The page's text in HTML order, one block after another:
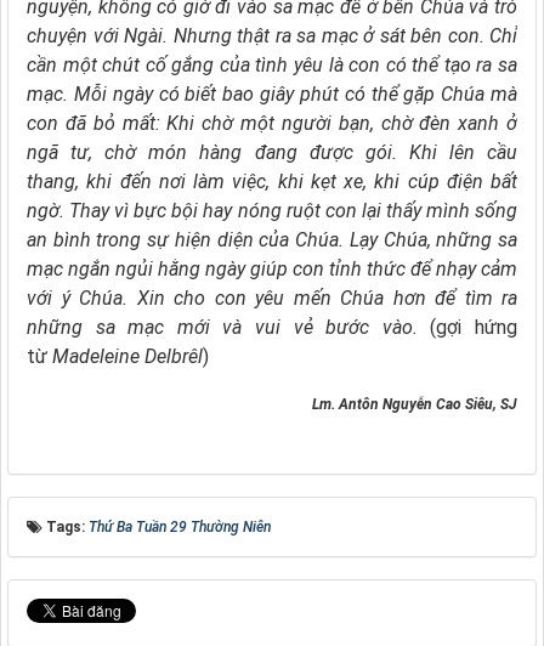
nguyện, không có giờ đi vào sa mạc để ở bên Chúa và trò
chuyện với Ngài. Nhưng thật ra sa mạc ở sát bên con. Chỉ
cần một chút cố gắng của tình yêu là con có thể tạo ra sa
mạc. Mỗi ngày có biết bao giây phút có thể gặp Chúamà
con đã bỏ mất:Khi chờ một người bạn, chờ đèn xanh ở
ngã tư,chờ món hàng đang được gói. Khi lên cầu
thang,khi đến nơi làm việc, khi kẹt xe,khi cúp điện bất
ngờ. Thay vì bực bội hay nóng ruột con lại thấy mình sống
an bìnhtrong sự hiện diện của Chúa. Lạy Chúa,những sa
mạc ngắn ngủi hằng ngàygiúp con tỉnh thức để nhạy cảm
với ý Chúa. Xin cho con yêu mến Chúa hơn để tìm ra
những sa mạc mới và vui vẻ bước vào.(gợi hứng
từ Madeleine Delbrêl)
Lm. Antôn Nguyễn Cao Siêu, SJ
Tags: Thứ Ba Tuần 29 Thường Niên